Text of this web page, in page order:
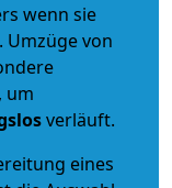
wenn sie
von
, um
verläuft.
eines